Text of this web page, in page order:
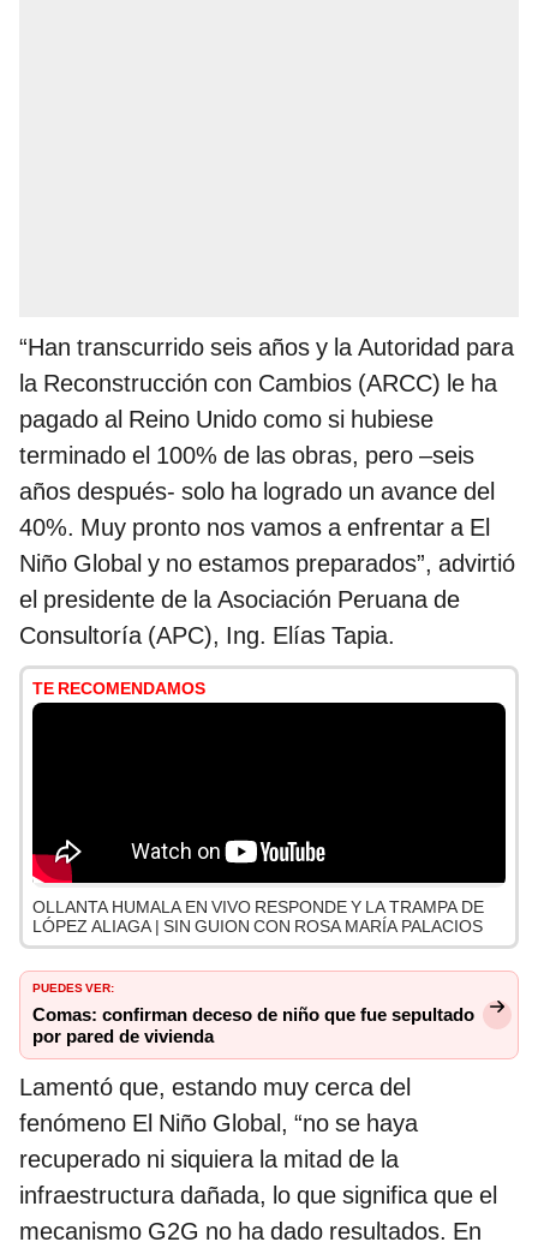
“Han transcurrido seis años y la Autoridad para
la Reconstrucción con Cambios (ARCC) le ha
pagado al Reino Unido como si hubiese
terminado el 100% de las obras, pero –seis
años después- solo ha logrado un avance del
40%. Muy pronto nos vamos a enfrentar a El
Niño Global y no estamos preparados”, advirtió
el presidente de la Asociación Peruana de
Consultoría (APC), Ing. Elías Tapia.
TE RECOMENDAMOS
OLLANTA HUMALA EN VIVO RESPONDE Y LA TRAMPA DE
LÓPEZ ALIAGA | SIN GUION CON ROSA MARÍA PALACIOS
PUEDES VER:
Comas: confirman deceso de niño que fue sepultado
por pared de vivienda
Lamentó que, estando muy cerca del
fenómeno El Niño Global, “no se haya
recuperado ni siquiera la mitad de la
infraestructura dañada, lo que significa que el
mecanismo G2G no ha dado resultados. En